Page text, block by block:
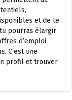
et de te
pourras élargir
d’emploi
C’est une
profil et trouver